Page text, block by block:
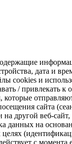
дата и
cookies и
/ привлекать
сайта
другой веб-
на
с момента